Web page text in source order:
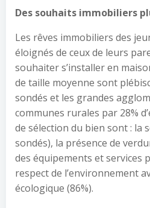
Des souhaits immobiliers
Les rêves immobiliers des
éloignés de ceux de leurs
souhaiter s’installer en
de taille moyenne sont
sondés et les grandes
communes rurales par 28%
de sélection du bien sont : la
sondés), la présence de
des équipements et services
respect de l’environnement
écologique (86%).